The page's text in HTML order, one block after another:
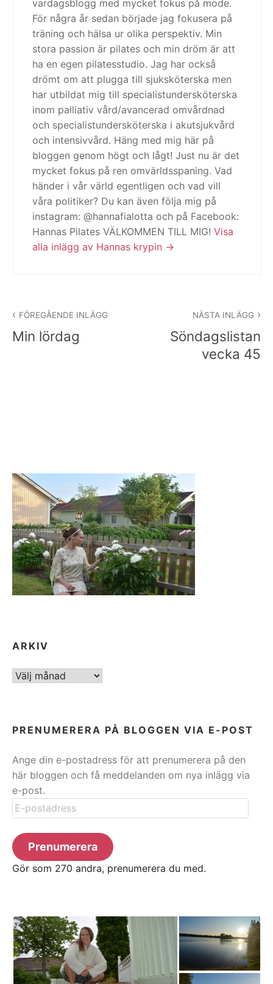
vardagsblogg med mycket fokus på mode.
För några år sedan började jag fokusera på
träning och hälsa ur olika perspektiv. Min
stora passion är pilates och min dröm är att
ha en egen pilatesstudio. Jag har också
drömt om att plugga till sjuksköterska men
har utbildat mig till specialistundersköterska
inom palliativ vård/avancerad omvårdnad
och specialistundersköterska i akutsjukvård
och intensivvård. Häng med mig här på
bloggen genom högt och lågt! Just nu är det
mycket fokus på ren omvärldsspaning. Vad
händer i vår värld egentligen och vad vill
våra politiker? Du kan även följa mig på
instagram: @hannafialotta och på Facebook:
Hannas Pilates VÄLKOMMEN TILL MIG! Visa
alla inlägg av Hannas krypin
FÖREGÅENDE INLÄGG
Min lördag
NÄSTA INLÄGG
Söndagslistan
vecka 45
ARKIV
ARKIV
PRENUMERERA PÅ BLOGGEN VIA E-POST
Ange din e-postadress för att prenumerera på den
här bloggen och få meddelanden om nya inlägg via
e-post.
E-
postadress
Prenumerera
Gör som 270 andra, prenumerera du med.